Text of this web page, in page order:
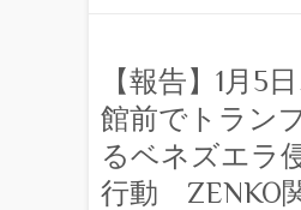
【報告】1月5
館前でトラン
るベネズエラ
行動 ZENKO